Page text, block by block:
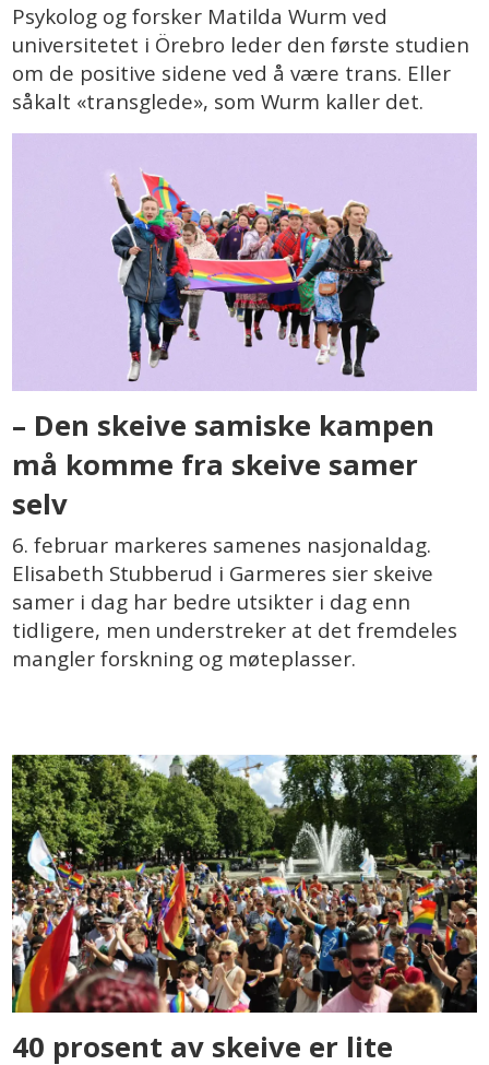
Psykolog og forsker Matilda Wurm ved
universitetet i Örebro leder den første studien
om de positive sidene ved å være trans. Eller
såkalt «transglede», som Wurm kaller det.
– Den skeive samiske kampen
må komme fra skeive samer
selv
6. februar markeres samenes nasjonaldag.
Elisabeth Stubberud i Garmeres sier skeive
samer i dag har bedre utsikter i dag enn
tidligere, men understreker at det fremdeles
mangler forskning og møteplasser.
40 prosent av skeive er lite